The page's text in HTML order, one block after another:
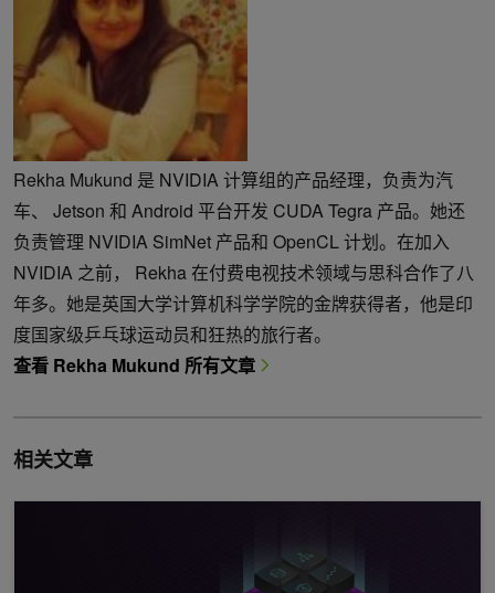
Rekha Mukund 是 NVIDIA 计算组的产品经理，负责为汽
车、 Jetson 和 Android 平台开发 CUDA Tegra 产品。她还
负责管理 NVIDIA SimNet 产品和 OpenCL 计划。在加入
NVIDIA 之前， Rekha 在付费电视技术领域与思科合作了八
年多。她是英国大学计算机科学学院的金牌获得者，他是印
度国家级乒乓球运动员和狂热的旅行者。
查看 Rekha Mukund 所有文章
相关文章